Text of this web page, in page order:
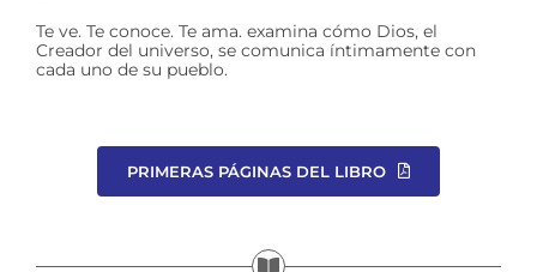
Te ve. Te conoce. Te ama. examina cómo Dios, el
Creador del universo, se comunica íntimamente con
cada uno de su pueblo.
PRIMERAS PÁGINAS DEL LIBRO